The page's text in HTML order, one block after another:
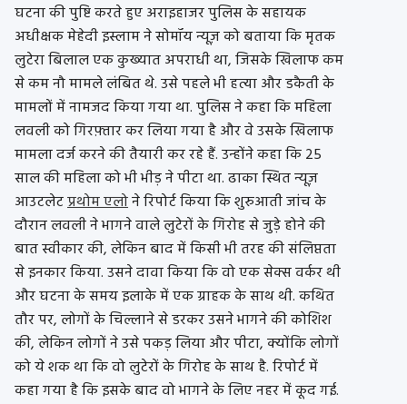
घटना की पुष्टि करते हुए अराइहाजर पुलिस के सहायक
अधीक्षक मेहेदी इस्लाम ने सोमॉय न्यूज़ को बताया कि मृतक
लुटेरा बिलाल एक कुख्यात अपराधी था, जिसके खिलाफ कम
से कम नौ मामले लंबित थे. उसे पहले भी हत्या और डकैती के
मामलों में नामजद किया गया था. पुलिस ने कहा कि महिला
लवली को गिरफ़्तार कर लिया गया है और वे उसके खिलाफ
मामला दर्ज करने की तैयारी कर रहे हैं. उन्होंने कहा कि 25
साल की महिला को भी भीड़ ने पीटा था. ढाका स्थित न्यूज़
आउटलेटप्रथोम एलोने रिपोर्ट किया कि शुरुआती जांच के
दौरान लवली ने भागने वाले लुटेरों के गिरोह से जुड़े होने की
बात स्वीकार की, लेकिन बाद में किसी भी तरह की संलिप्तता
से इनकार किया. उसने दावा किया कि वो एक सेक्स वर्कर थी
और घटना के समय इलाके में एक ग्राहक के साथ थी. कथित
तौर पर, लोगों के चिल्लाने से डरकर उसने भागने की कोशिश
की, लेकिन लोगों ने उसे पकड़ लिया और पीटा, क्योंकि लोगों
को ये शक था कि वो लुटेरों के गिरोह के साथ है. रिपोर्ट में
कहा गया है कि इसके बाद वो भागने के लिए नहर में कूद गई.